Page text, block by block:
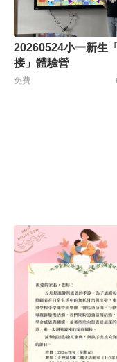
20260524小一新生
接」體驗營
免費